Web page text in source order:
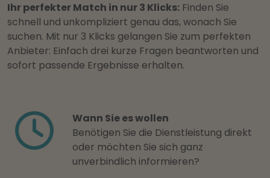
Ihr perfekter Match in nur 3 Klicks: Finden Sie
schnell und unkompliziert genau das, wonach Sie
suchen. Mit nur 3 Klicks gelangen Sie zum perfekten
Anbieter: Einfach drei kurze Fragen beantworten und
sofort passende Ergebnisse erhalten.
Wann Sie es wollen
Benötigen Sie die Dienstleistung direkt
oder möchten Sie sich ganz
unverbindlich informieren?